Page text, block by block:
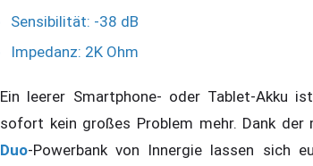
Sensibilität: -38 dB
Impedanz: 2K Ohm
Ein leerer Smartphone- oder Tablet-Akku
sofort kein großes Problem mehr. Dank der
Duo-Powerbank von Innergie lassen sich